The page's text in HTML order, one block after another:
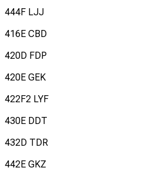
444F LJJ
416E CBD
420D FDP
420E GEK
422F2 LYF
430E DDT
432D TDR
442E GKZ